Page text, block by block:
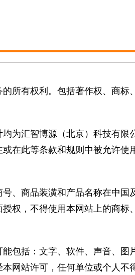
所有权利。包括著作权、商标
为汇智博源（北京）科技有限
在此等条款和规则中被允许使
、商品装潢和产品名称在中国
权，不得使用本网站上的商标
包括：文字、软件、声音、图
网站许可，任何单位或个人不